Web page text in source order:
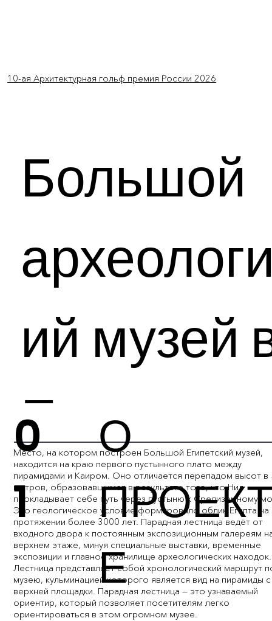
Большой
ий музей
Египте
Место, на котором построен Большой Египетский музей,
находится на краю первого пустынного плато между
пирамидами и Каиром. Оно отличается перепадом высот в
метров, образовавшимся в результате того, что Нил
прокладывает себе путь через пустыню к Средиземному
Это геологическое условие формировало облик Египта на
протяжении более 3000 лет. Парадная лестница ведёт от
входного двора к постоянным экспозиционным галереям
верхнем этаже, минуя специальные выставки, временные
экспозиции и главное хранилище археологических находок.
Лестница представляет собой хронологический маршрут
музею, кульминацией которого является вид на пирамиды с
верхней площадки. Парадная лестница — это узнаваемый
ориентир, который позволяет посетителям легко
ориентироваться в этом огромном музее.
О
Е
0
1
10-ая Архитектурная гольф премия России 2026